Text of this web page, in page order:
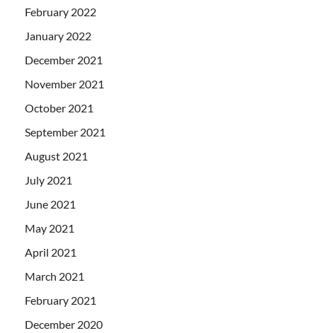
February 2022
January 2022
December 2021
November 2021
October 2021
September 2021
August 2021
July 2021
June 2021
May 2021
April 2021
March 2021
February 2021
December 2020